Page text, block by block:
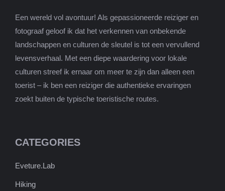
Een wereld vol avontuur! Als gepassioneerde reiziger en
fotograaf geloof ik dat het verkennen van onbekende
landschappen en culturen de sleutel is tot een vervullend
levensverhaal. Met een diepe waardering voor lokale
culturen streef ik ernaar om meer te zijn dan alleen een
toerist – ik ben een reiziger die authentieke ervaringen
zoekt buiten de typische toeristische routes.
CATEGORIES
Eveture.Lab
Hiking